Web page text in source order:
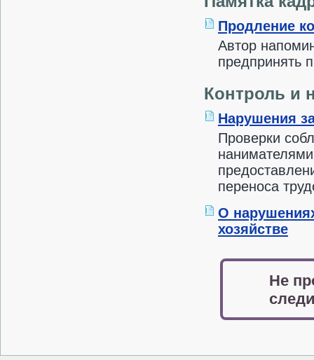
Продление
Автор
предпринять
Контроль и
Нарушения
Проверки
переноса
О
хозяйстве
Не